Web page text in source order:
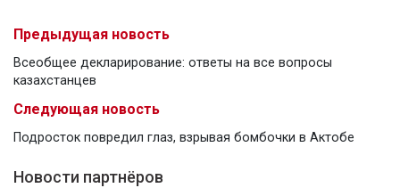
Предыдущая новость
Всеобщее декларирование: ответы на все вопросы
казахстанцев
Следующая новость
Подросток повредил глаз, взрывая бомбочки в Актобе